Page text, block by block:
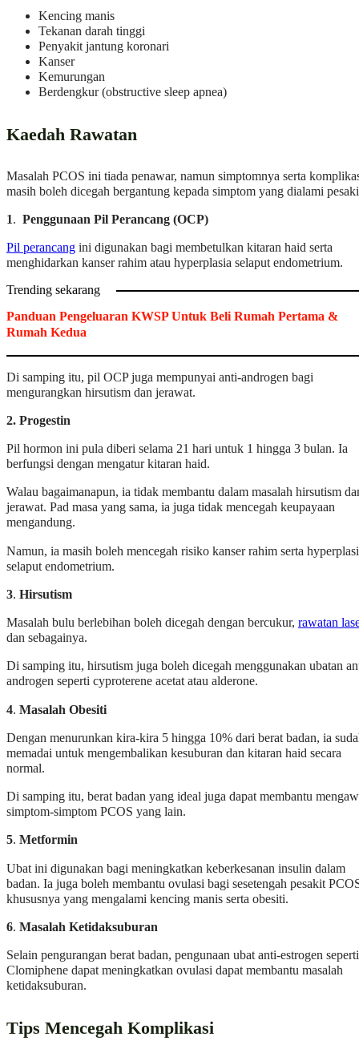
Kencing manis
Tekanan darah tinggi
Penyakit jantung koronari
Kanser
Kemurungan
Berdengkur (obstructive sleep apnea)
Kaedah Rawatan
Masalah PCOS ini tiada penawar, namun simptomnya serta
masih boleh dicegah bergantung kepada simptom yang dialami
1. Penggunaan Pil Perancang (OCP)
Pil perancang ini digunakan bagi membetulkan kitaran haid serta
menghidarkan kanser rahim atau hyperplasia selaput endometrium.
Trending sekarang
Panduan Pengeluaran KWSP Untuk Beli Rumah Pertama &
Rumah Kedua
Di samping itu, pil OCP juga mempunyai anti-androgen bagi
mengurangkan hirsutism dan jerawat.
2. Progestin
Pil hormon ini pula diberi selama 21 hari untuk 1 hingga 3 bulan. Ia
berfungsi dengan mengatur kitaran haid.
Walau bagaimanapun, ia tidak membantu dalam masalah hirsutism
jerawat. Pad masa yang sama, ia juga tidak mencegah keupayaan
mengandung.
Namun, ia masih boleh mencegah risiko kanser rahim serta
selaput endometrium.
3. Hirsutism
Masalah bulu berlebihan boleh dicegah dengan bercukur, rawatan
dan sebagainya.
Di samping itu, hirsutism juga boleh dicegah menggunakan ubatan
androgen seperti cyproterene acetat atau alderone.
4. Masalah Obesiti
Dengan menurunkan kira-kira 5 hingga 10% dari berat badan, ia
memadai untuk mengembalikan kesuburan dan kitaran haid secara
normal.
Di samping itu, berat badan yang ideal juga dapat membantu
simptom-simptom PCOS yang lain.
5. Metformin
Ubat ini digunakan bagi meningkatkan keberkesanan insulin dalam
badan. Ia juga boleh membantu ovulasi bagi sesetengah pesakit
khususnya yang mengalami kencing manis serta obesiti.
6. Masalah Ketidaksuburan
Selain pengurangan berat badan, pengunaan ubat anti-estrogen seperti
Clomiphene dapat meningkatkan ovulasi dapat membantu masalah
ketidaksuburan.
Tips Mencegah Komplikasi